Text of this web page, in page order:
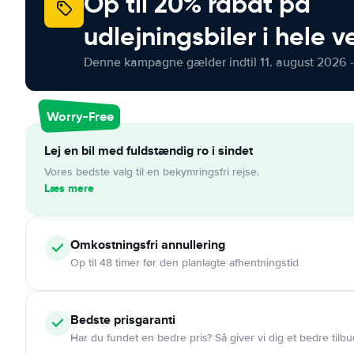
udlejningsbiler i hele
Denne kampagne gælder indtil 11. august 2026
Worry-Free
Lej en bil med fuldstændig ro i sindet
Vores bedste valg til en bekymringsfri rejse.
Læs mere
Omkostningsfri annullering
Op til 48 timer før den planlagte afhentningstid
Bedste prisgaranti
Har du fundet en bedre pris? Så giver vi dig et bedre